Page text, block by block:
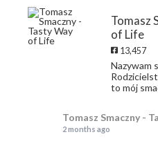
Tomasz
of Life
13,457
Nazywam
to mój
Tomasz Smaczny -
2 months ago